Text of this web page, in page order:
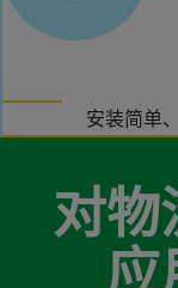
安装简单
对物